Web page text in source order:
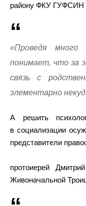
району ФКУ ГУФСИН
«Проведя много
понимает, что за
связь с
элементарно
А решить
в социализации
представители
протоиерей
Живоначальной